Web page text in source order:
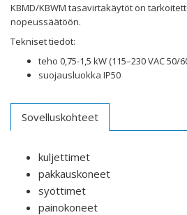
KBMD/KBWM tasavirtakäytöt on
nopeussäätöön.
Tekniset tiedot:
teho 0,75-1,5 kW (115–230 VAC 50/
suojausluokka IP50
Sovelluskohteet
kuljettimet
pakkauskoneet
syöttimet
painokoneet